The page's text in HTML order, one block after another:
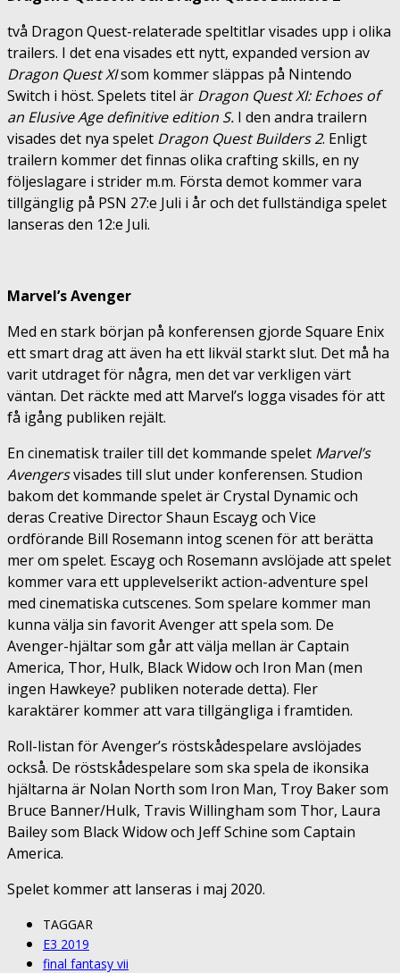
två Dragon Quest-relaterade speltitlar visades upp i olika
trailers. I det ena visades ett nytt, expanded version av
Dragon Quest XIsom kommer släppas på Nintendo
Switch i höst. Spelets titel är Dragon Quest XI: Echoes of
an Elusive Age definitive edition S. I den andra trailern
visades det nya spelet Dragon Quest Builders 2. Enligt
trailern kommer det finnas olika crafting skills, en ny
följeslagare i strider m.m. Första demot kommer vara
tillgänglig på PSN 27:e Juli i år och det fullständiga spelet
lanseras den 12:e Juli.
Marvel’s Avenger
Med en stark början på konferensen gjorde Square Enix
ett smart drag att även ha ett likväl starkt slut. Det må ha
varit utdraget för några, men det var verkligen värt
väntan. Det räckte med att Marvel’s logga visades för att
få igång publiken rejält.
En cinematisk trailer till det kommande spelet Marvel’s
Avengersvisades till slut under konferensen. Studion
bakom det kommande spelet är Crystal Dynamic och
deras Creative Director Shaun Escayg och Vice
ordförande Bill Rosemann intog scenen för att berätta
mer om spelet. Escayg och Rosemann avslöjade att spelet
kommer vara ett upplevelserikt action-adventure spel
med cinematiska cutscenes. Som spelare kommer man
kunna välja sin favorit Avenger att spela som. De
Avenger-hjältar som går att välja mellan är Captain
America, Thor, Hulk, Black Widow och Iron Man (men
ingen Hawkeye? publiken noterade detta). Fler
karaktärer kommer att vara tillgängliga i framtiden.
Roll-listan för Avenger’s röstskådespelare avslöjades
också. De röstskådespelare som ska spela de ikonsika
hjältarna är Nolan North som Iron Man, Troy Baker som
Bruce Banner/Hulk, Travis Willingham som Thor, Laura
Bailey som Black Widow och Jeff Schine som Captain
America.
Spelet kommer att lanseras i maj 2020.
TAGGAR
E3 2019
final fantasy vii